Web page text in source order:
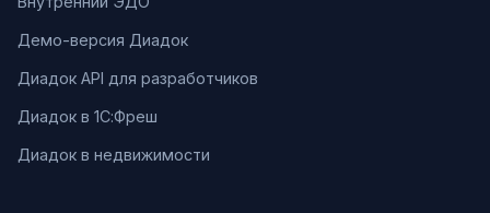
Демо-версия Диадок
Диадок API для разработчиков
Диадок в 1С:Фреш
Диадок в недвижимости